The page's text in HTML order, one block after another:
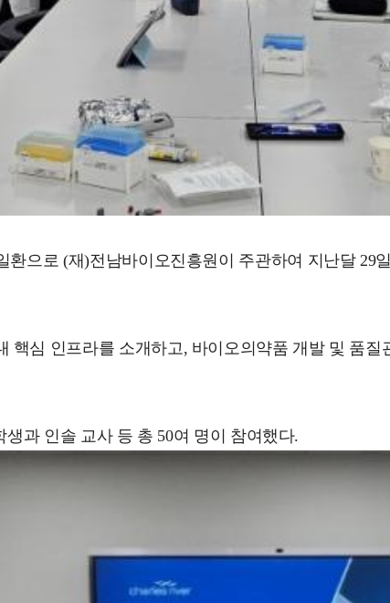
으로 (재)전남바이오진흥원이 주관하여 지난달 29
핵심 인프라를 소개하고, 바이오의약품 개발 및 품
과 인솔 교사 등 총 50여 명이 참여했다.